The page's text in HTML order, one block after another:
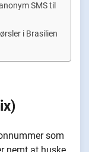
SMS til
i Brasilien
som